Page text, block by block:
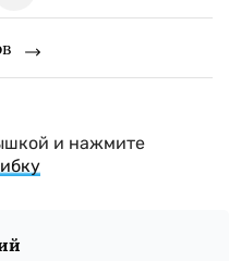
и нажмите